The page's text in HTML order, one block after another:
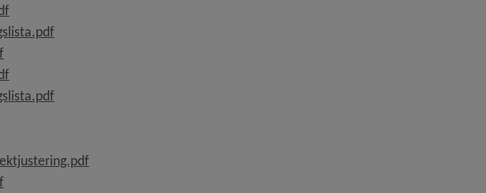
, 1.1 MB, öppnas i nytt fönster.
, 80.5 kB, öppnas i nytt fönster.
, 121.5 kB, öppnas i nytt fönster.
, 528.4 kB, öppnas i nytt fönster.
, 82.2 kB, öppnas i nytt fönster.
, 112.8 kB, öppnas i nytt fönster.
, 186.8 kB, öppnas i nytt fönster.